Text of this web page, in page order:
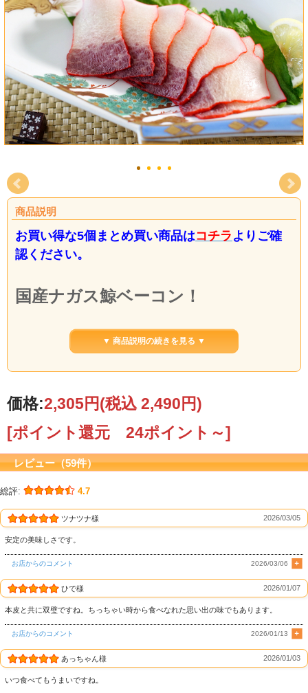
商品説明
お買い得な5個まとめ買い商品はコチラ よりご確
認ください。
国産ナガス鯨ベーコン！
全国1位の個人の鯨肉消費量を誇る長崎県で、シェア50％以上の日野商店の鯨肉を
全国にお届けいたします。
味や風味は通常品と同様で問題はございませんので、ご安心くださいませ。
お買い上げの際は予めご了承くださいますよう宜しくお願い致します。
▼ 商品説明の続きを見る ▼
価格:2,305円(税込 2,490円)
[ポイント還元 24ポイント～]
レビュー（59件）
総評: 4.7
ツナツナ様 2026/03/05
安定の美味しさです。
お店からのコメント 2026/03/06
ひで様 2026/01/07
本皮と共に双璧ですね。ちっちゃい時から食べなれた思い出の味でもあります。
お店からのコメント 2026/01/13
あっちゃん様 2026/01/03
いつ食べてもうまいですね。